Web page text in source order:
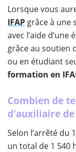
Lorsque vous
IFAP grâce à une
avec l’aide
grâce au soutien
ou en étudiant
formation en
Combien de
d'auxiliaire
Selon l’arrêté du
un total de 1 540